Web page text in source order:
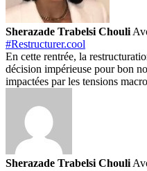
Sherazade Trabelsi Chouli
#Restructurer.cool
En cette rentrée, la
décision impérieuse pour bon
impactées par les tensions
Sherazade Trabelsi Chouli